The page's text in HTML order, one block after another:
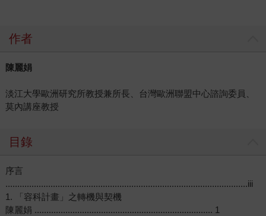
作者
陳麗娟
淡江大學歐洲研究所教授兼所長、台灣歐洲聯盟中心諮詢委員、
莫內講座教授
目錄
序言
......................................................................................................iii
1. 「容科計畫」之轉機與契機
陳麗娟 ........................................................................... 1